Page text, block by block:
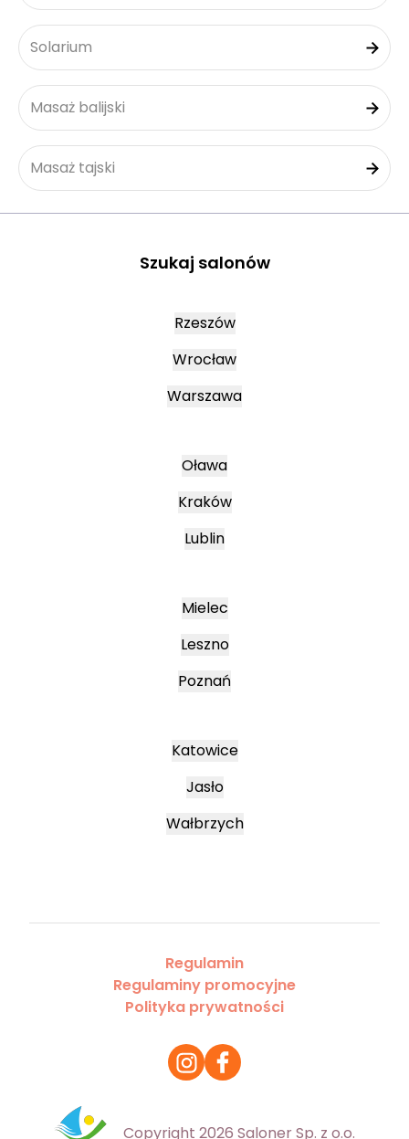
Solarium
Masaż balijski
Masaż tajski
Szukaj salonów
Rzeszów
Wrocław
Warszawa
Oława
Kraków
Lublin
Mielec
Leszno
Poznań
Katowice
Jasło
Wałbrzych
Regulamin
Regulaminy promocyjne
Polityka prywatności
Copyright 2026 Saloner Sp. z o.o.